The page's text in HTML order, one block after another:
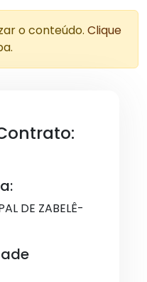
o conteúdo. Clique
DE ZABELÊ-